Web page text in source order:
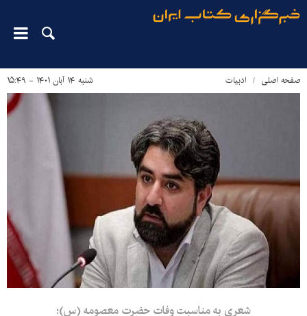
صفحه اصلی ادبیات شنبه ۱۴ آبان ۱۴۰۱ - ۱۵:۴۹
شعری به مناسبت وفات حضرت معصومه (س)؛